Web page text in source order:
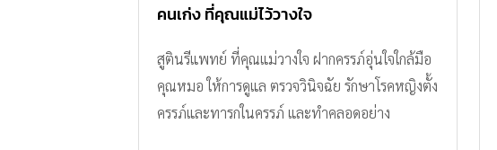
คนเก่ง ที่คุณแม่ไว้วางใจ
สูตินรีแพทย์ ที่คุณแม่วางใจ ฝากครรภ์อุ่นใจใกล้มือ
คุณหมอ ให้การดูแล ตรวจวินิจฉัย รักษาโรคหญิงตั้ง
ครรภ์และทารกในครรภ์ และทำคลอดอย่าง